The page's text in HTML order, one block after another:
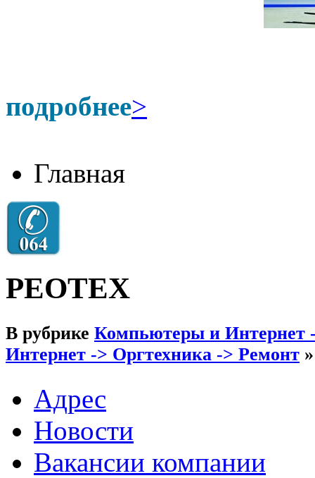
подробнее>
Главная
РЕОТЕХ
В рубрике Компьютеры и Интернет
Интернет -> Оргтехника -> Ремонт »
Адрес
Новости
Вакансии компании